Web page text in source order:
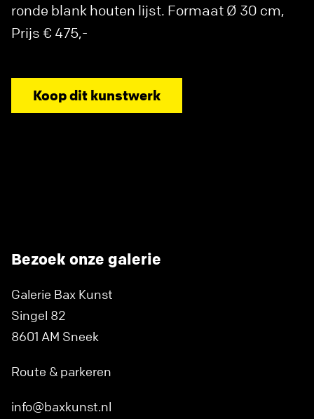
ronde blank houten lijst. Formaat Ø 30 cm,
Prijs € 475,-
Koop dit kunstwerk
Bezoek onze galerie
Galerie Bax Kunst
Singel 82
8601 AM Sneek
Route & parkeren
info@baxkunst.nl